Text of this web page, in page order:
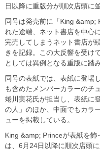
日以降に重版分が順次店頭に並
同号は発売前に「King &amp;
れた途端、ネット書店を中心
完売してしまうネット書店が
きを記録。この大反響を受け
としては異例となる重版に踏
同号の表紙では、表紙に登場
も含めたメンバーカラーのチ
蜷川実花氏が担当し、表紙に
の人」のほか、中面でもカラ
ューを掲載している。
King &amp; Princeが表紙を
は、6月24日以降に順次店頭に